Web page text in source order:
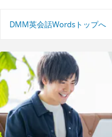
DMM英会話Wordsトップへ